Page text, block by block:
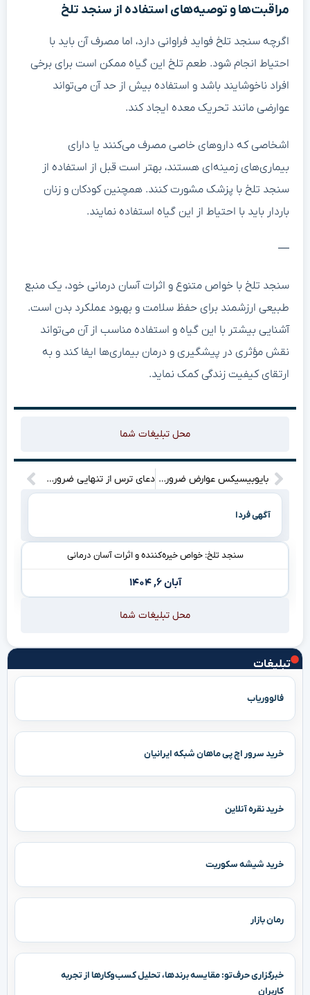
تبلیغات
فالووریاب
خرید سرور اچ پی ماهان شبکه ایرانیان
خرید نقره آنلاین
خرید شیشه سکوریت
رمان بازار
خبرگزاری حرف‌تو: مقایسه برندها، تحلیل کسب‌وکارها از تجربه
کاربران
مراقبت‌ها و توصیه‌های استفاده از سنجد تلخ
اگرچه سنجد تلخ فواید فراوانی دارد، اما مصرف آن باید با
احتیاط انجام شود. طعم تلخ این گیاه ممکن است برای برخی
افراد ناخوشایند باشد و استفاده بیش از حد آن می‌تواند
عوارضی مانند تحریک معده ایجاد کند.
اشخاصی که داروهای خاصی مصرف می‌کنند یا دارای
بیماری‌های زمینه‌ای هستند، بهتر است قبل از استفاده از
سنجد تلخ با پزشک مشورت کنند. همچنین کودکان و زنان
باردار باید با احتیاط از این گیاه استفاده نمایند.
—
سنجد تلخ با خواص متنوع و اثرات آسان درمانی خود، یک منبع
طبیعی ارزشمند برای حفظ سلامت و بهبود عملکرد بدن است.
آشنایی بیشتر با این گیاه و استفاده مناسب از آن می‌تواند
نقش مؤثری در پیشگیری و درمان بیماری‌ها ایفا کند و به
ارتقای کیفیت زندگی کمک نماید.
محل تبلیغات شما
بایوبیسیکس عوارض ضروری و خیره‌کننده برای سلامت شما دعای ترس از تنهایی ضروری و موثر برای آرامش فوری
آگهی فردا
سنجد تلخ: خواص خیره‌کننده و اثرات آسان درمانی
آبان ۶, ۱۴۰۴
محل تبلیغات شما